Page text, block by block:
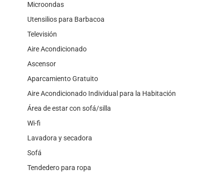
Microondas
Utensilios para Barbacoa
Televisión
Aire Acondicionado
Ascensor
Aparcamiento Gratuito
Aire Acondicionado Individual para la Habitación
Área de estar con sofá/silla
Wi-fi
Lavadora y secadora
Sofá
Tendedero para ropa